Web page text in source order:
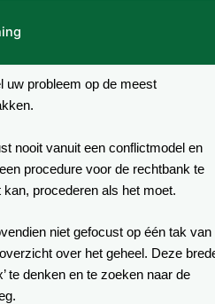
uw probleem op de meest
nooit vanuit een conflictmodel en
procedure voor de rechtbank te
procederen als het moet.
niet gefocust op één tak van
over het geheel. Deze
te denken en te zoeken naar de